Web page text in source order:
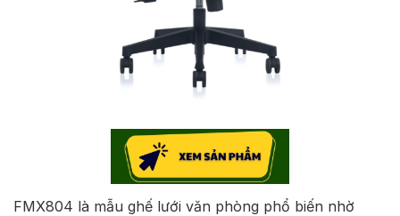
FMX804 là mẫu ghế lưới văn phòng phổ biến nhờ